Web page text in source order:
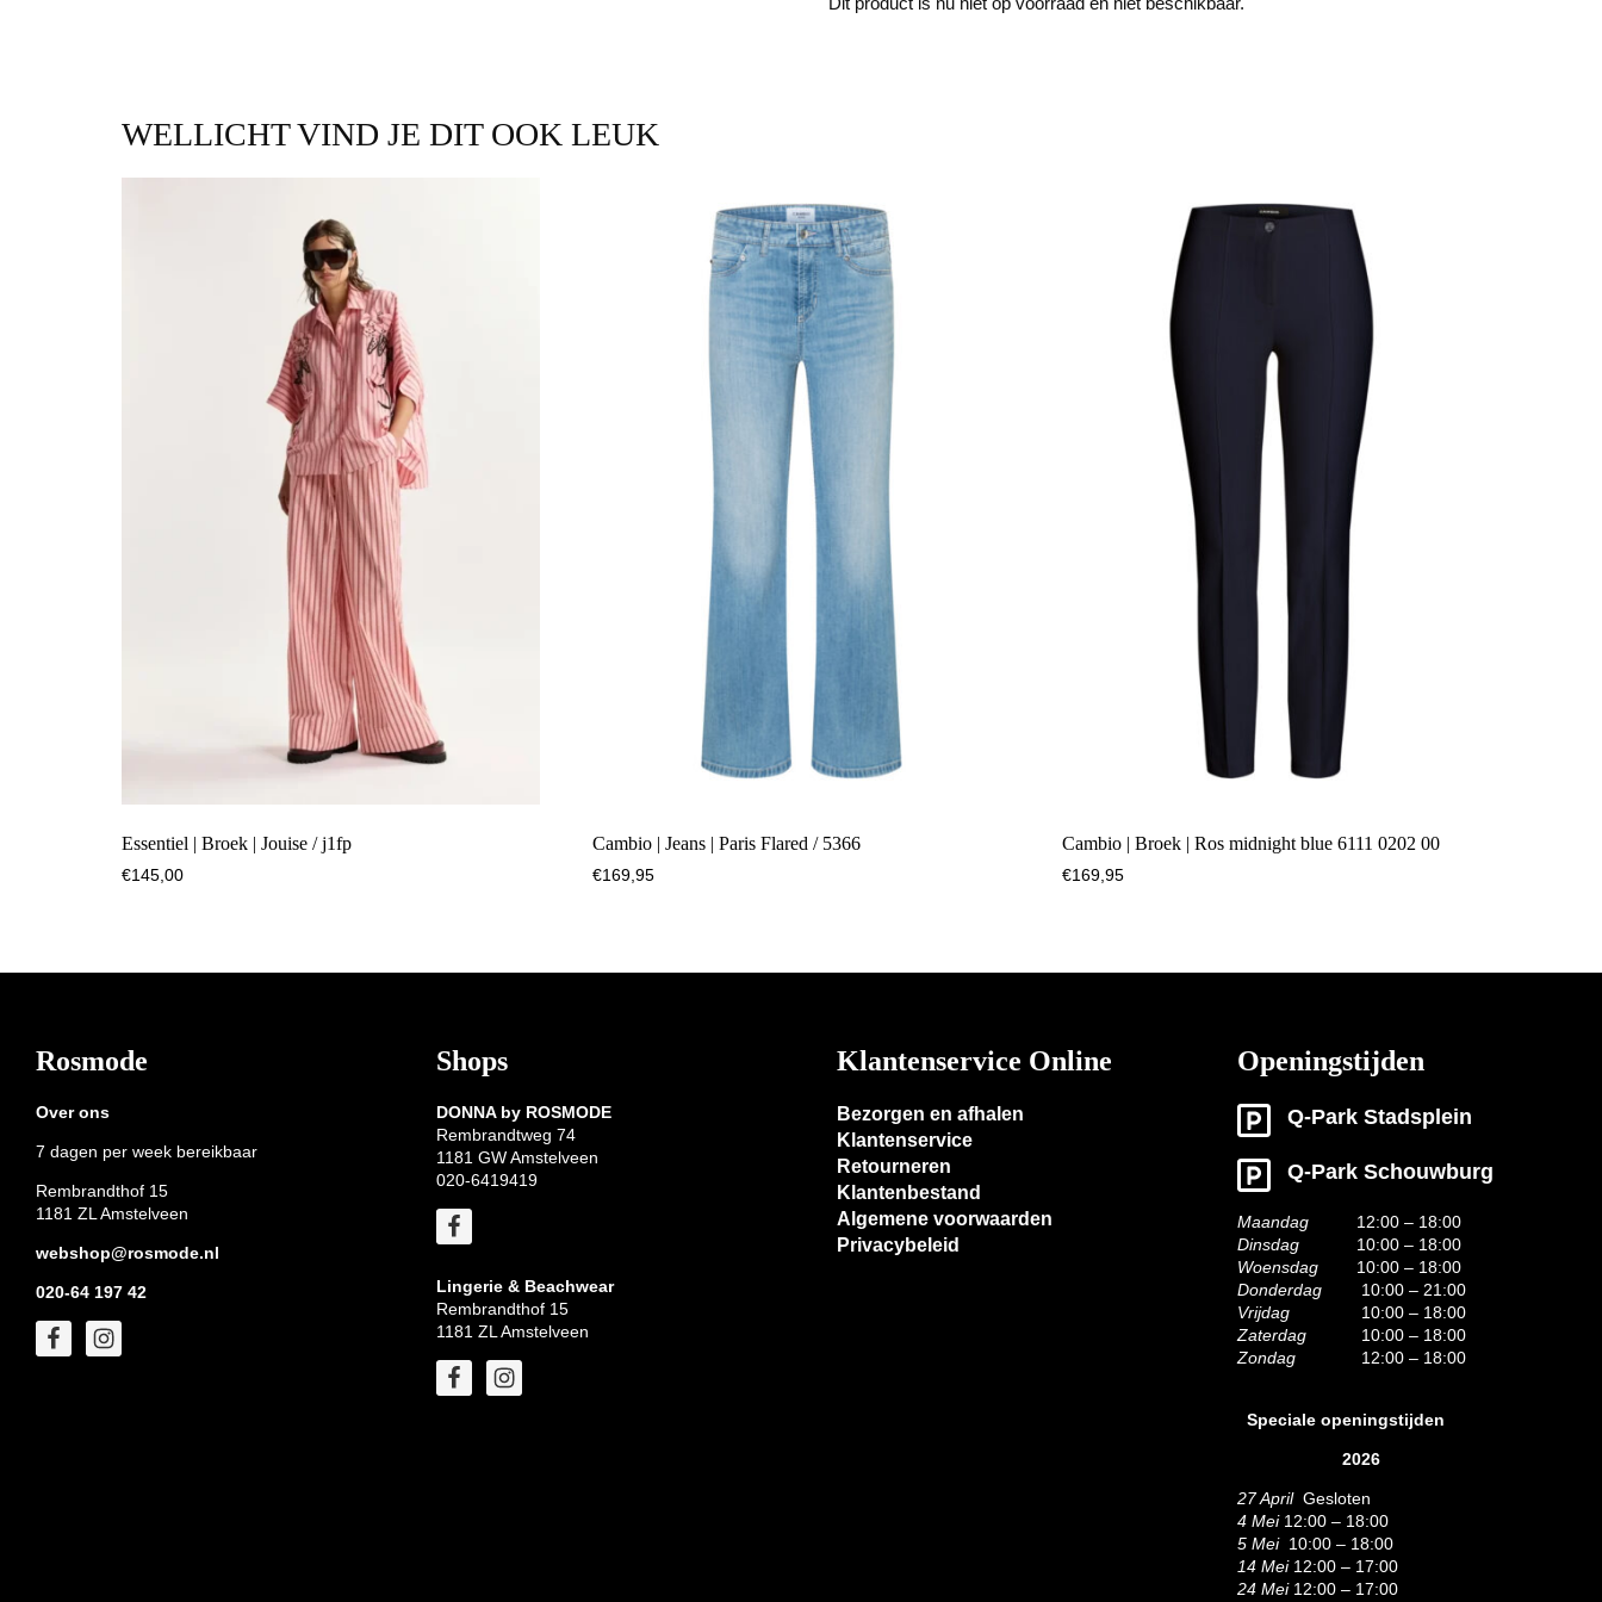
WELLICHT VIND JE DIT OOK LEUK
Essentiel | Broek | Jouise / j1fp
€145,00
Cambio | Jeans | Paris Flared / 5366
€169,95
Cambio | Broek | Ros midnight blue 6111 0202 00
€169,95
Footer
Rosmode
Over ons
7 dagen per week bereikbaar
Rembrandthof 15
1181 ZL Amstelveen
webshop@rosmode.nl
020-64 197 42
Shops
DONNA by ROSMODE
Rembrandtweg 74
1181 GW Amstelveen
020-6419419
Lingerie & Beachwear
Rembrandthof 15
1181 ZL Amstelveen
Klantenservice Online
Bezorgen en afhalen
Klantenservice
Retourneren
Klantenbestand
Algemene voorwaarden
Privacybeleid
Openingstijden
Q-Park Stadsplein
Q-Park Schouwburg
Maandag
12:00 – 18:00
Dinsdag
10:00 – 18:00
Woensdag
10:00 – 18:00
Donderdag
10:00 – 21:00
Vrijdag
10:00 – 18:00
Zaterdag
10:00 – 18:00
Zondag
12:00 – 18:00
Speciale openingstijden
2026
27 AprilGesloten
4 Mei12:00 – 18:00
5 Mei10:00 – 18:00
14 Mei12:00 – 17:00
24 Mei12:00 – 17:00